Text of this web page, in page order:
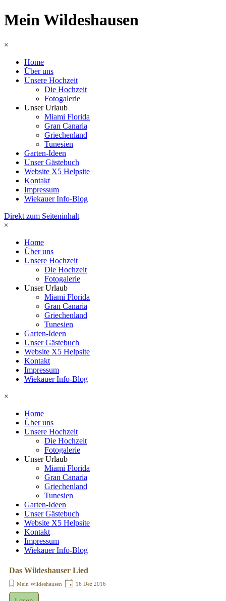
Mein Wildeshausen
×
Home
Über uns
Unsere Hochzeit
Die Hochzeit
Fotogalerie
Unser Urlaub
Miami Florida
Gran Canaria
Griechenland
Tunesien
Garten-Ideen
Unser Gästebuch
Website X5 Helpsite
Kontakt
Impressum
Wiekauer Info-Blog
Direkt zum Seiteninhalt
×
Home
Über uns
Unsere Hochzeit
Die Hochzeit
Fotogalerie
Unser Urlaub
Miami Florida
Gran Canaria
Griechenland
Tunesien
Garten-Ideen
Unser Gästebuch
Website X5 Helpsite
Kontakt
Impressum
Wiekauer Info-Blog
×
Home
Über uns
Unsere Hochzeit
Die Hochzeit
Fotogalerie
Unser Urlaub
Miami Florida
Gran Canaria
Griechenland
Tunesien
Garten-Ideen
Unser Gästebuch
Website X5 Helpsite
Kontakt
Impressum
Wiekauer Info-Blog
Das Wildeshauser Lied
Mein Wildeshausen 16 Dez 2016